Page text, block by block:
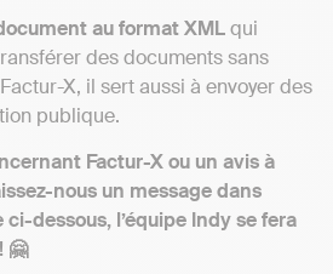
au format XMLqui
des documents sans
X, il sert aussi à envoyer des
publique.
Factur-X ou un avis à
nous un message dans
dessous, l’équipe Indy se fera
🤗